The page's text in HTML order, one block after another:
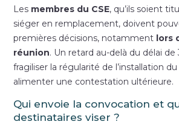
Les membres du CSE, qu’ils soient
siéger en remplacement, doivent
premières décisions, notamment lors
réunion. Un retard au-delà du délai
fragiliser la régularité de l’installation
alimenter une contestation ultérieure.
Qui envoie la convocation et
destinataires viser ?